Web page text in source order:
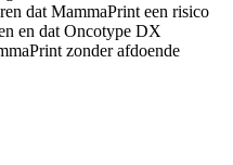
dat MammaPrint een risico
en dat Oncotype DX
zonder afdoende